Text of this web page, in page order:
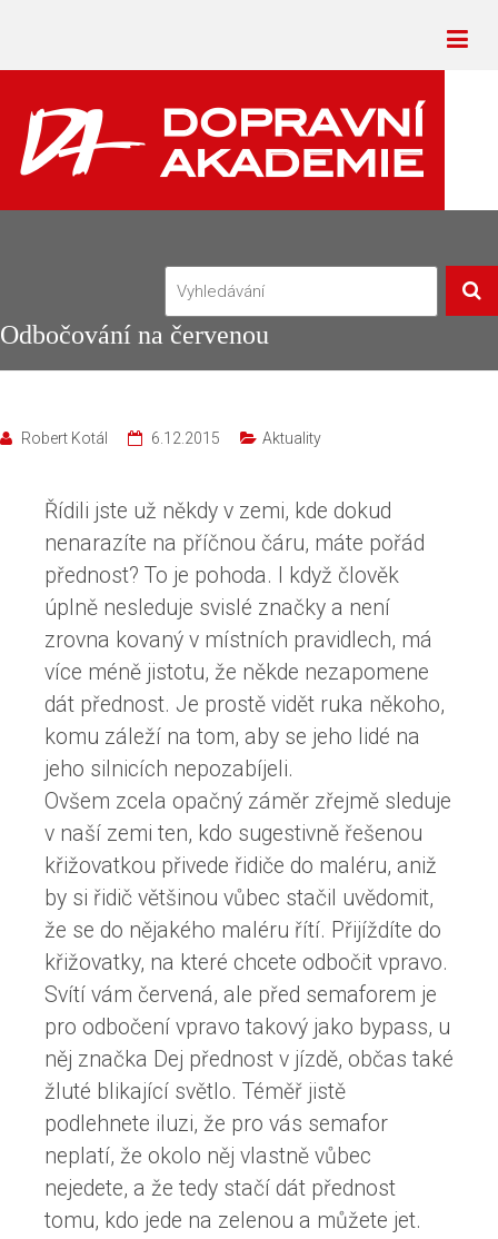
Odbočování na červenou
Robert Kotál 6.12.2015 Aktuality
Řídili jste už někdy v zemi, kde dokud
nenarazíte na příčnou čáru, máte pořád
přednost? To je pohoda. I když člověk
úplně nesleduje svislé značky a není
zrovna kovaný v místních pravidlech, má
více méně jistotu, že někde nezapomene
dát přednost. Je prostě vidět ruka někoho,
komu záleží na tom, aby se jeho lidé na
jeho silnicích nepozabíjeli.
Ovšem zcela opačný záměr zřejmě sleduje
v naší zemi ten, kdo sugestivně řešenou
křižovatkou přivede řidiče do maléru, aniž
by si řidič většinou vůbec stačil uvědomit,
že se do nějakého maléru řítí. Přijíždíte do
křižovatky, na které chcete odbočit vpravo.
Svítí vám červená, ale před semaforem je
pro odbočení vpravo takový jako bypass, u
něj značka Dej přednost v jízdě, občas také
žluté blikající světlo. Téměř jistě
podlehnete iluzi, že pro vás semafor
neplatí, že okolo něj vlastně vůbec
nejedete, a že tedy stačí dát přednost
tomu, kdo jede na zelenou a můžete jet.